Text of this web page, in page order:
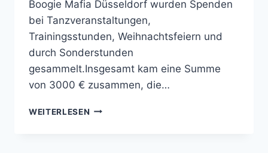
Boogie Mafia Düsseldorf wurden Spenden
bei Tanzveranstaltungen,
Trainingsstunden, Weihnachtsfeiern und
durch Sonderstunden
gesammelt.Insgesamt kam eine Summe
von 3000 € zusammen, die…
WEITERLESEN BOOGIE-